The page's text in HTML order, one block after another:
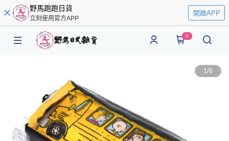
野馬跑跑日貨
立刻使用官方APP
開啟APP
0
1/6